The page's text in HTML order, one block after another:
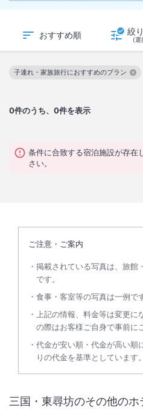
おすすめ順 絞
(選
0件のうち、0件を表示
子連れ・家族旅行におすすめのプラン
この絞り込み条件を解除
条件に合致する宿泊施設が存在
さい。
ご注意・ご案内
掲載されている写真は、旅館
です。
食事・客室等の写真は一例で
上記の情報、料金等は変更に
の際はお客様ご自身で事前に
代金が安い順・代金が高い順
りの代金を基準としています。
三国・東尋坊のその他の